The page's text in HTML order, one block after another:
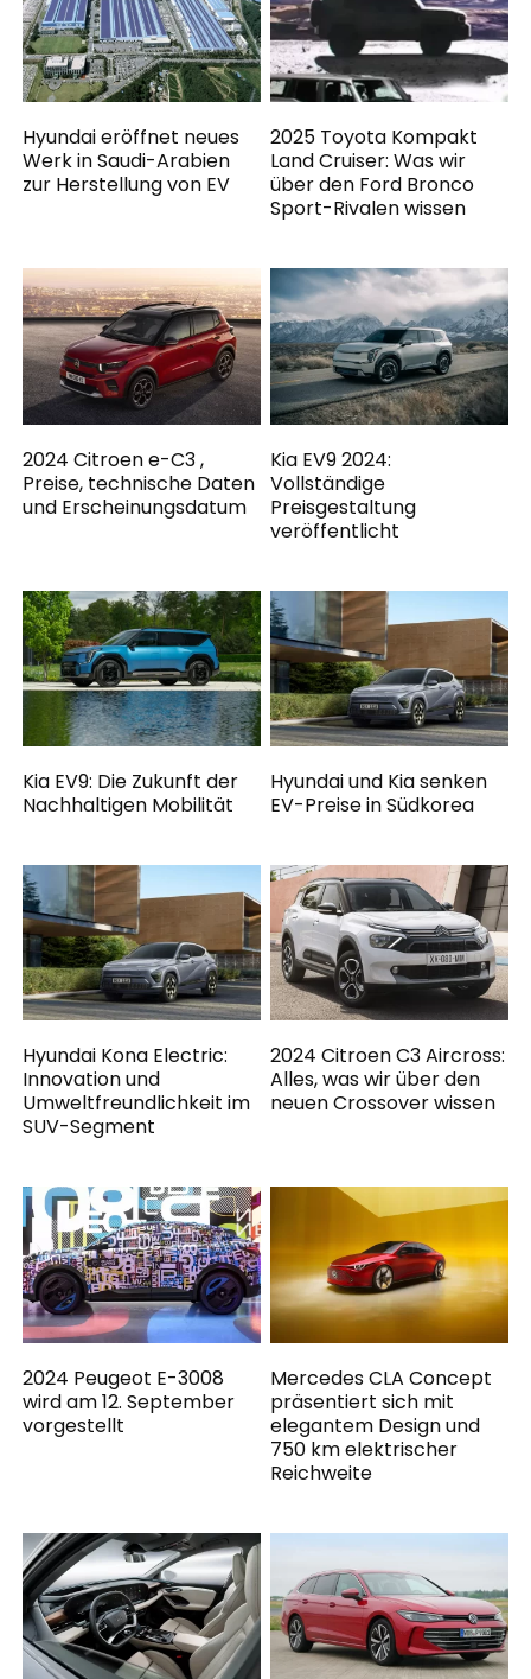
Hyundai eröffnet neues
Werk in Saudi-Arabien
zur Herstellung von EV
2025 Toyota Kompakt
Land Cruiser: Was wir
über den Ford Bronco
Sport-Rivalen wissen
2024 Citroen e-C3 ,
Preise, technische Daten
und Erscheinungsdatum
Kia EV9 2024:
Vollständige
Preisgestaltung
veröffentlicht
Kia EV9: Die Zukunft der
Nachhaltigen Mobilität
Hyundai und Kia senken
EV-Preise in Südkorea
Hyundai Kona Electric:
Innovation und
Umweltfreundlichkeit im
SUV-Segment
2024 Citroen C3 Aircross:
Alles, was wir über den
neuen Crossover wissen
2024 Peugeot E-3008
wird am 12. September
vorgestellt
Mercedes CLA Concept
präsentiert sich mit
elegantem Design und
750 km elektrischer
Reichweite